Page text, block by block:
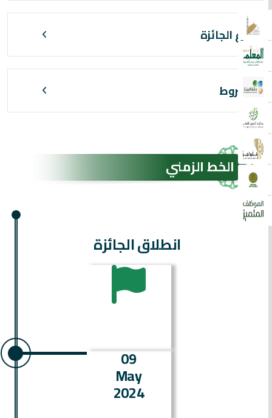
أفرع الجائزة
الشروط
الخط الزمني
انطلاق الجائزة
09
May
2024